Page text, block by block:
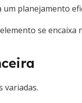
planejamento
se
variadas.